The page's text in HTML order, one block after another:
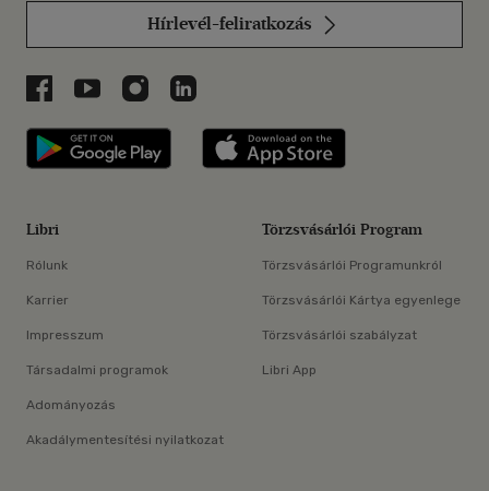
Hírlevél-feliratkozás
Libri a Facebookon
Libri a Youtube-on
Libri az Instagramon
Libri a LinkedInen
Libri applikáció Szerezd meg: Google
Libri
Rólunk
Karrier
Impresszum
Társadalmi programok
Adományozás
Akadálymentesítési nyilatkozat
Törzsvásárlói Program
Törzsvásárlói Programunkról
Törzsvásárlói Kártya egyenlege
Törzsvásárlói szabályzat
Libri App